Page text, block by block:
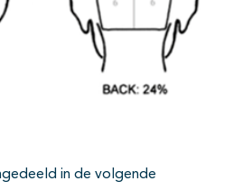
in de volgende